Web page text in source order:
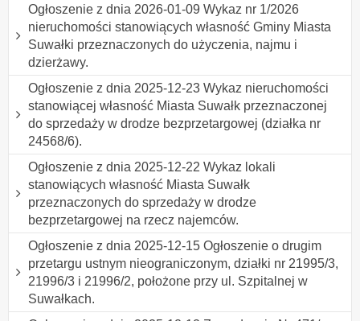
Ogłoszenie z dnia 2026-01-09 Wykaz nr 1/2026
nieruchomości stanowiących własność Gminy Miasta
Suwałki przeznaczonych do użyczenia, najmu i
dzierżawy.
Ogłoszenie z dnia 2025-12-23 Wykaz nieruchomości
stanowiącej własność Miasta Suwałk przeznaczonej
do sprzedaży w drodze bezprzetargowej (działka nr
24568/6).
Ogłoszenie z dnia 2025-12-22 Wykaz lokali
stanowiących własność Miasta Suwałk
przeznaczonych do sprzedaży w drodze
bezprzetargowej na rzecz najemców.
Ogłoszenie z dnia 2025-12-15 Ogłoszenie o drugim
przetargu ustnym nieograniczonym, działki nr 21995/3,
21996/3 i 21996/2, położone przy ul. Szpitalnej w
Suwałkach.